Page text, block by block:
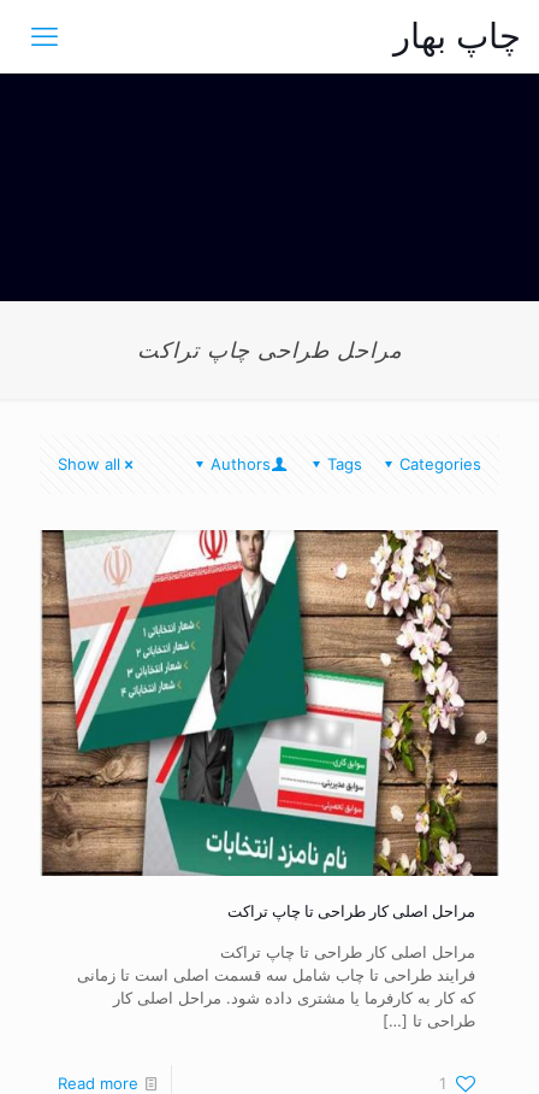
چاپ بهار
مراحل طراحی چاپ تراکت
Categories
Tags
Authors
Show all
مراحل اصلی کار طراحی تا چاپ تراکت
مراحل اصلی کار طراحی تا چاپ تراکت
فرایند طراحی تا چاب شامل سه قسمت اصلی است تا زمانی
که کار به کارفرما یا مشتری داده شود. مراحل اصلی کار
طراحی تا […]
1
Read more